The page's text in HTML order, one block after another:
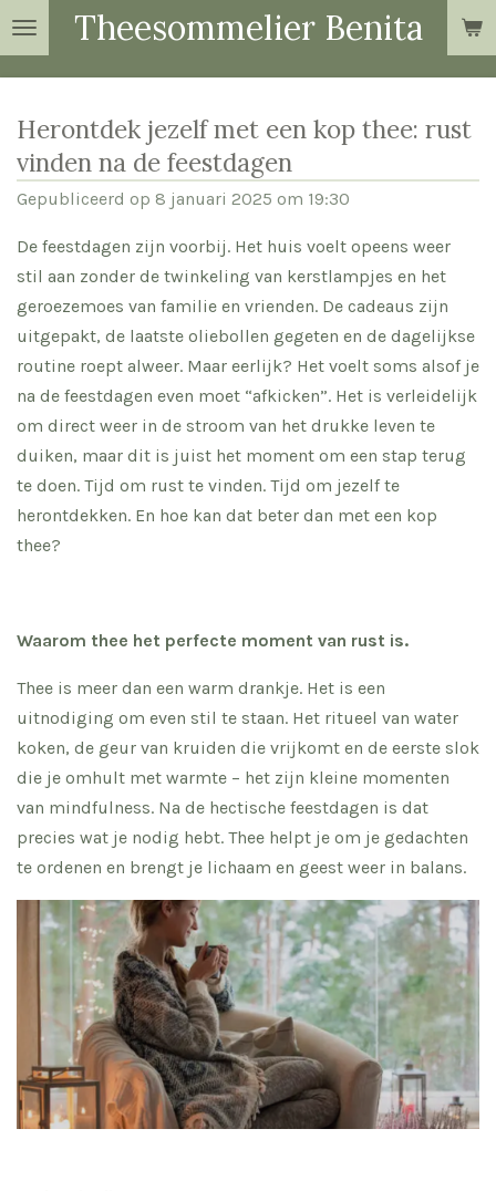
Ga
direct
hoofdinhoud
Theesommelier Benita
Herontdek jezelf met een kop thee: rust
vinden na de feestdagen
Gepubliceerd op 8 januari 2025 om 19:30
De feestdagen zijn voorbij. Het huis voelt opeens weer
stil aan zonder de twinkeling van kerstlampjes en het
geroezemoes van familie en vrienden. De cadeaus zijn
uitgepakt, de laatste oliebollen gegeten en de dagelijkse
routine roept alweer. Maar eerlijk? Het voelt soms alsof je
na de feestdagen even moet “afkicken”. Het is verleidelijk
om direct weer in de stroom van het drukke leven te
duiken, maar dit is juist het moment om een stap terug
te doen. Tijd om rust te vinden. Tijd om jezelf te
herontdekken. En hoe kan dat beter dan met een kop
thee?
Waarom thee het perfecte moment van rust is.
Thee is meer dan een warm drankje. Het is een
uitnodiging om even stil te staan. Het ritueel van water
koken, de geur van kruiden die vrijkomt en de eerste slok
die je omhult met warmte – het zijn kleine momenten
van mindfulness. Na de hectische feestdagen is dat
precies wat je nodig hebt. Thee helpt je om je gedachten
te ordenen en brengt je lichaam en geest weer in balans.